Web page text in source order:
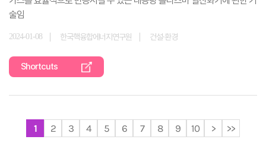
술임
2024-01-08 한국핵융합에너지연구원 건설·환경
Shortcuts
1 2 3 4 5 6 7 8 9 10 > >>